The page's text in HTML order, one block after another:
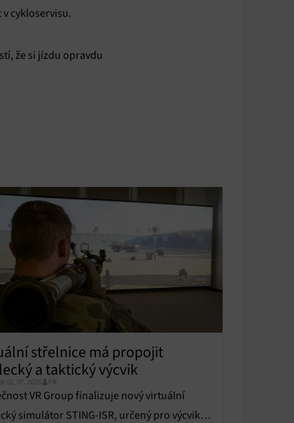
cykloservisu.
že si jízdu opravdu
střelnice má propojit
a taktický výcvik
02. 07. 2026 PR
VR Group finalizuje nový virtuální
simulátor STING-ISR, určený pro výcvik